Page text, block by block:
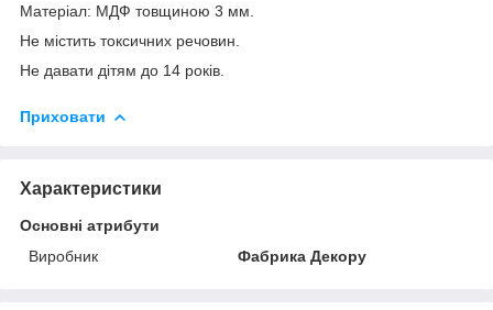
Матеріал: МДФ товщиною 3 мм.
Не містить токсичних речовин.
Не давати дітям до 14 років.
Приховати
Характеристики
Основні атрибути
Виробник
Фабрика Декору